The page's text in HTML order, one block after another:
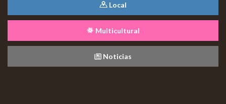
Local
Multicultural
Noticias